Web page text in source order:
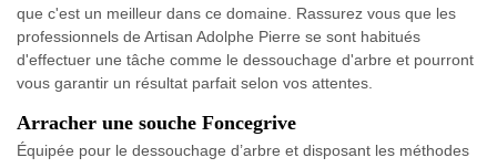
que c'est un meilleur dans ce domaine. Rassurez vous que les
professionnels de Artisan Adolphe Pierre se sont habitués
d'effectuer une tâche comme le dessouchage d'arbre et pourront
vous garantir un résultat parfait selon vos attentes.
Arracher une souche Foncegrive
Équipée pour le dessouchage d’arbre et disposant les méthodes